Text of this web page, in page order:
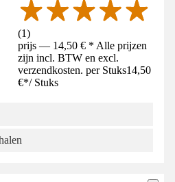
(1)
prijs — 14,50 € * Alle prijzen
zijn incl. BTW en excl.
verzendkosten. per Stuks14,50
€*/ Stuks